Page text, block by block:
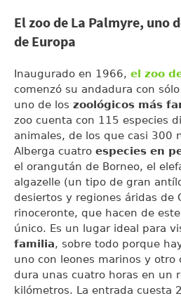
El zoo de La Palmyre, uno
de Europa
Inaugurado en 1966, el zoo
comenzó su andadura con
uno de los zoológicos más
zoo cuenta con 115 especies
animales, de los que casi 300
Alberga cuatro especies en
el orangután de Borneo, el
algazelle (un tipo de gran
desiertos y regiones áridas de
rinoceronte, que hacen de
único. Es un lugar ideal para
familia, sobre todo porque
uno con leones marinos y otro
dura unas cuatro horas en un
kilómetros. La entrada cuesta